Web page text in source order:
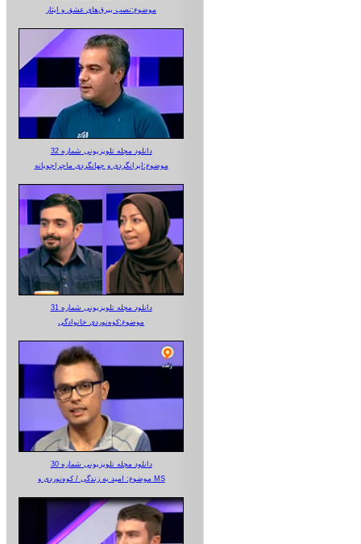
موضوع:نصب بیرق‌های عشق و ایثار
دانلود مجله تلویزیونی شماره 32
موضوع:ایرانگردی و جهانگردی ماجراجویانه
دانلود مجله تلویزیونی شماره 31
موضوع:کوه‌نوردی خانوادگی
دانلود مجله تلویزیونی شماره 30
موضوع: امید به زندگی / کوه‌نوردی و MS